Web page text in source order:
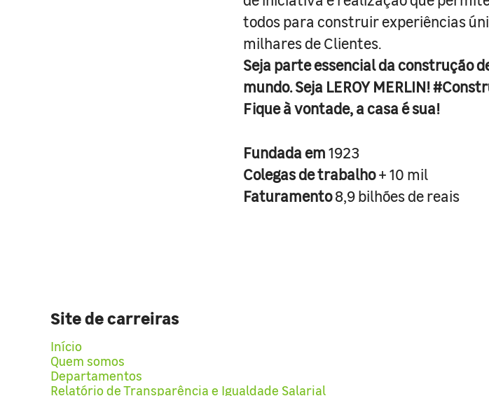
todos para construir experiências
milhares de Clientes.
Seja parte essencial da construção
mundo. Seja LEROY MERLIN!
Fique à vontade, a casa é sua!
Fundada em1923
Colegas de trabalho+ 10 mil
Faturamento8,9 bilhões de reais
Site de carreiras
Início
Quem somos
Departamentos
Relatório de Transparência e Igualdade Salarial